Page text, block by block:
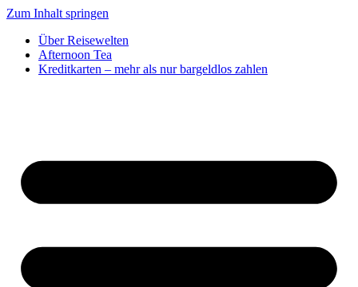
Zum Inhalt springen
Über Reisewelten
Afternoon Tea
Kreditkarten – mehr als nur bargeldlos zahlen